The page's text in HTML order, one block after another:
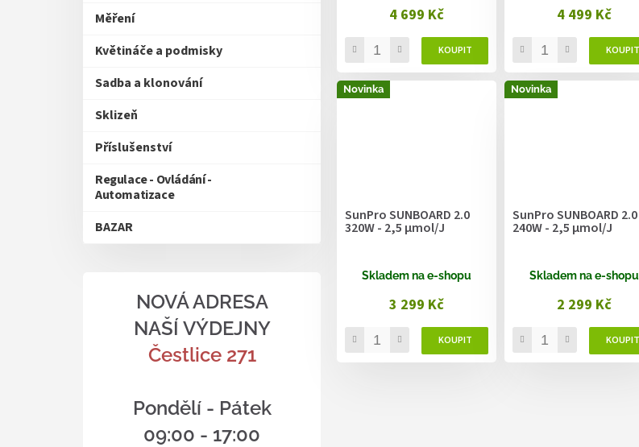
Měření
Květináče a podmisky
Sadba a klonování
Sklizeň
Příslušenství
Regulace - Ovládání -
Automatizace
BAZAR
NOVÁ ADRESA
NAŠÍ VÝDEJNY
Čestlice 271
Pondělí - Pátek
09:00 - 17:00
4 699 Kč 4 499 Kč
Novinka
SunPro SUNBOARD 2.0
320W - 2,5 µmol/J
Skladem na e-shopu
3 299 Kč
Novinka
SunPro SUNBOARD 2.0
240W - 2,5 µmol/J
Skladem na e-shopu
2 299 Kč